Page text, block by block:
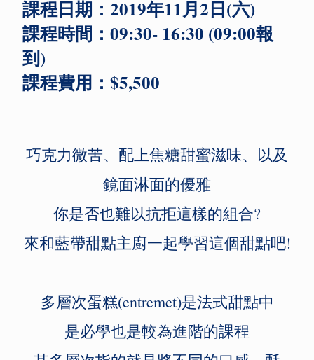
課程日期：2019年11月2日(六)
課程時間：09:30- 16:30 (09:00報
到)
課程費用：$5,500
巧克力微苦、配上焦糖甜蜜滋味、以及
鏡面淋面的優雅
你是否也難以抗拒這樣的組合?
來和藍帶甜點主廚一起學習這個甜點吧!
多層次蛋糕(entremet)是法式甜點中
是必學也是較為進階的課程